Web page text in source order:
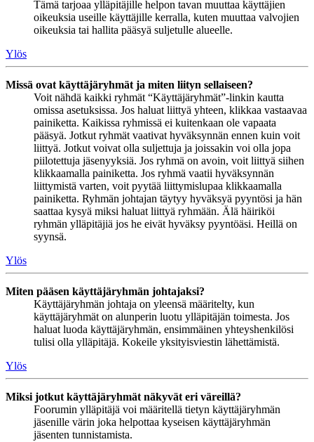
Tämä tarjoaa ylläpitäjille helpon tavan muuttaa käyttäjien
oikeuksia useille käyttäjille kerralla, kuten muuttaa valvojien
oikeuksia tai hallita pääsyä suljetulle alueelle.
Ylös
Missä ovat käyttäjäryhmät ja miten liityn sellaiseen?
Voit nähdä kaikki ryhmät “Käyttäjäryhmät”-linkin kautta
omissa asetuksissa. Jos haluat liittyä yhteen, klikkaa vastaavaa
painiketta. Kaikissa ryhmissä ei kuitenkaan ole vapaata
pääsyä. Jotkut ryhmät vaativat hyväksynnän ennen kuin voit
liittyä. Jotkut voivat olla suljettuja ja joissakin voi olla jopa
piilotettuja jäsenyyksiä. Jos ryhmä on avoin, voit liittyä siihen
klikkaamalla painiketta. Jos ryhmä vaatii hyväksynnän
liittymistä varten, voit pyytää liittymislupaa klikkaamalla
painiketta. Ryhmän johtajan täytyy hyväksyä pyyntösi ja hän
saattaa kysyä miksi haluat liittyä ryhmään. Älä häiriköi
ryhmän ylläpitäjiä jos he eivät hyväksy pyyntöäsi. Heillä on
syynsä.
Ylös
Miten pääsen käyttäjäryhmän johtajaksi?
Käyttäjäryhmän johtaja on yleensä määritelty, kun
käyttäjäryhmät on alunperin luotu ylläpitäjän toimesta. Jos
haluat luoda käyttäjäryhmän, ensimmäinen yhteyshenkilösi
tulisi olla ylläpitäjä. Kokeile yksityisviestin lähettämistä.
Ylös
Miksi jotkut käyttäjäryhmät näkyvät eri väreillä?
Foorumin ylläpitäjä voi määritellä tietyn käyttäjäryhmän
jäsenille värin joka helpottaa kyseisen käyttäjäryhmän
jäsenten tunnistamista.